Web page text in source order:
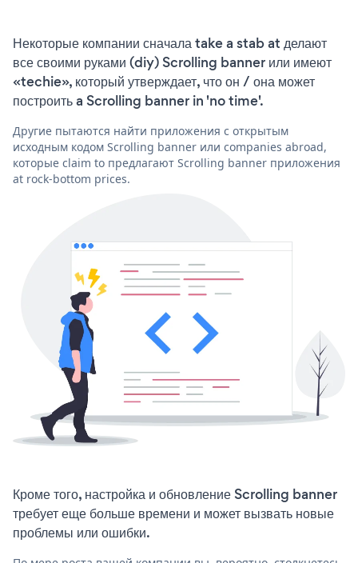
Некоторые компании сначала take a stab at делают
все своими руками (diy) Scrolling banner или имеют
«techie», который утверждает, что он / она может
построить a Scrolling banner in 'no time'.
Другие пытаются найти приложения с открытым
исходным кодом Scrolling banner или companies abroad,
которые claim to предлагают Scrolling banner приложения
at rock-bottom prices.
Кроме того, настройка и обновление Scrolling banner
требует еще больше времени и может вызвать новые
проблемы или ошибки.